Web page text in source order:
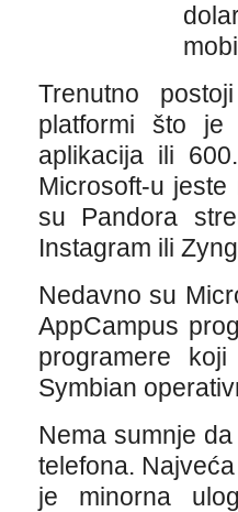
Trenutno
platformi što je
aplikacija ili
Microsoft-u
su Pandora
Instagram ili
Nedavno su
AppCampus
programere
Symbian
Nema sumnje
telefona.
je minorna